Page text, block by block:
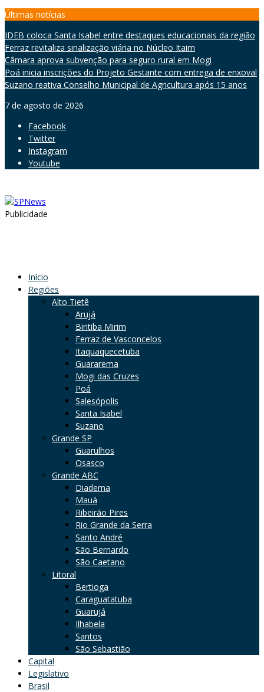
Skip
content
Últimas notícias
IDEB coloca Santa Isabel entre destaques educacionais da região
Ferraz revitaliza sinalização viária no Núcleo Itaim
Câmara aprova subvenção para seguro rural em Mogi
Poá inicia inscrições do Projeto Gestante com entrega de enxoval
Suzano reativa Conselho Municipal de Agricultura após 15 anos
7 de agosto de 2026
Facebook
Twitter
Instagram
Youtube
Publicidade
Início
Regiões
Alto Tietê
Arujá
Biritiba Mirim
Ferraz de Vasconcelos
Itaquaquecetuba
Guararema
Mogi das Cruzes
Poá
Salesópolis
Santa Isabel
Suzano
Grande SP
Guarulhos
Osasco
Grande ABC
Diadema
Mauá
Ribeirão Pires
Rio Grande da Serra
Santo André
São Bernardo
São Caetano
Litoral
Bertioga
Caraguatatuba
Guarujá
Ilhabela
Santos
São Sebastião
Capital
Legislativo
Brasil